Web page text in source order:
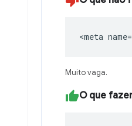
<meta
Muito vaga.
O que